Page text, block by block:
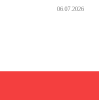
06.07.2026